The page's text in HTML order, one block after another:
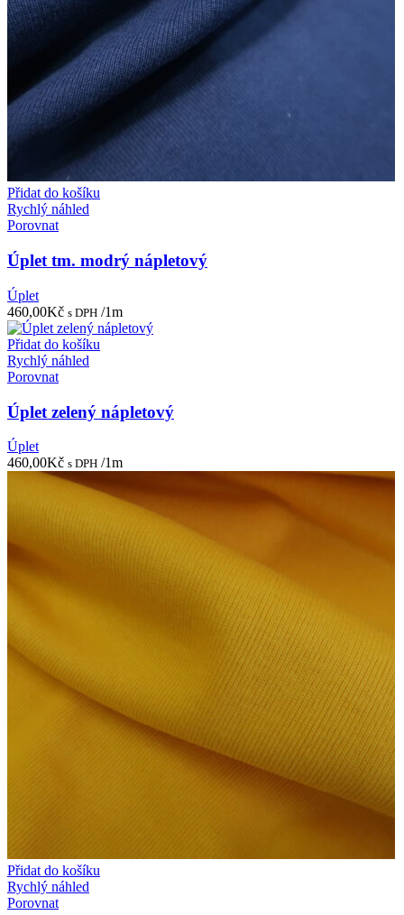
Přidat do košíku
Rychlý náhled
Porovnat
Úplet tm. modrý nápletový
Úplet
460,00Kč s DPH /1m
Přidat do košíku
Rychlý náhled
Porovnat
Úplet zelený nápletový
Úplet
460,00Kč s DPH /1m
Přidat do košíku
Rychlý náhled
Porovnat